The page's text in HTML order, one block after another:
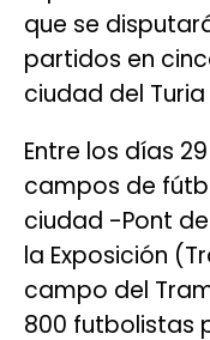
que se
partidos en
ciudad del
Entre los días
campos de
ciudad -Pont de
la Exposición
campo del
800 futbolistas